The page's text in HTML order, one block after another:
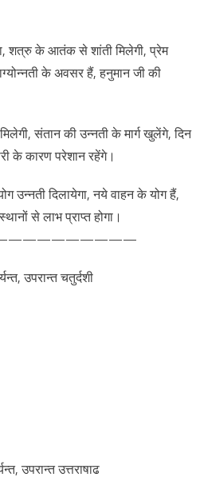
शत्रु के आतंक से शांती मिलेगी, प्रेम
के अवसर हैं, हनुमान जी की
संतान की उन्नती के मार्ग खुलेंगे, दिन
के कारण परेशान रहेंगे।
उन्नती दिलायेगा, नये वाहन के योग हैं,
से लाभ प्राप्त होगा।
उपरान्त चतुर्दशी
उपरान्त उत्तराषाढ